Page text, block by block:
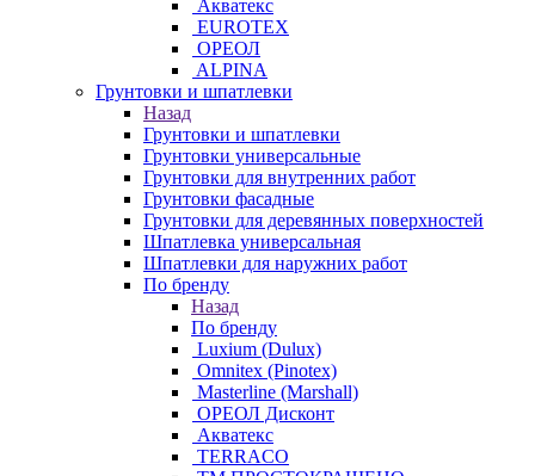
Акватекс
EUROTEX
ОРЕОЛ
ALPINA
Грунтовки и шпатлевки
Назад
Грунтовки и шпатлевки
Грунтовки универсальные
Грунтовки для внутренних работ
Грунтовки фасадные
Грунтовки для деревянных поверхностей
Шпатлевка универсальная
Шпатлевки для наружних работ
По бренду
Назад
По бренду
Luxium (Dulux)
Omnitex (Pinotex)
Masterline (Marshall)
ОРЕОЛ Дисконт
Акватекс
TERRACO